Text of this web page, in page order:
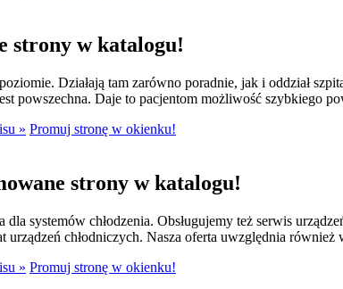
strony w katalogu!
Działają tam zarówno poradnie, jak i oddział
powszechna. Daje to pacjentom możliwość szybkiego
» Promuj stronę w okienku!
strony w katalogu!
dla systemów chłodzenia. Obsługujemy też serwis
urządzeń chłodniczych. Nasza oferta uwzględnia również
» Promuj stronę w okienku!